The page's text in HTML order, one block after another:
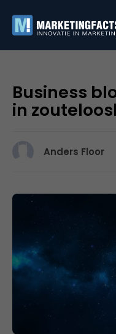
Business
in
Anders Floor